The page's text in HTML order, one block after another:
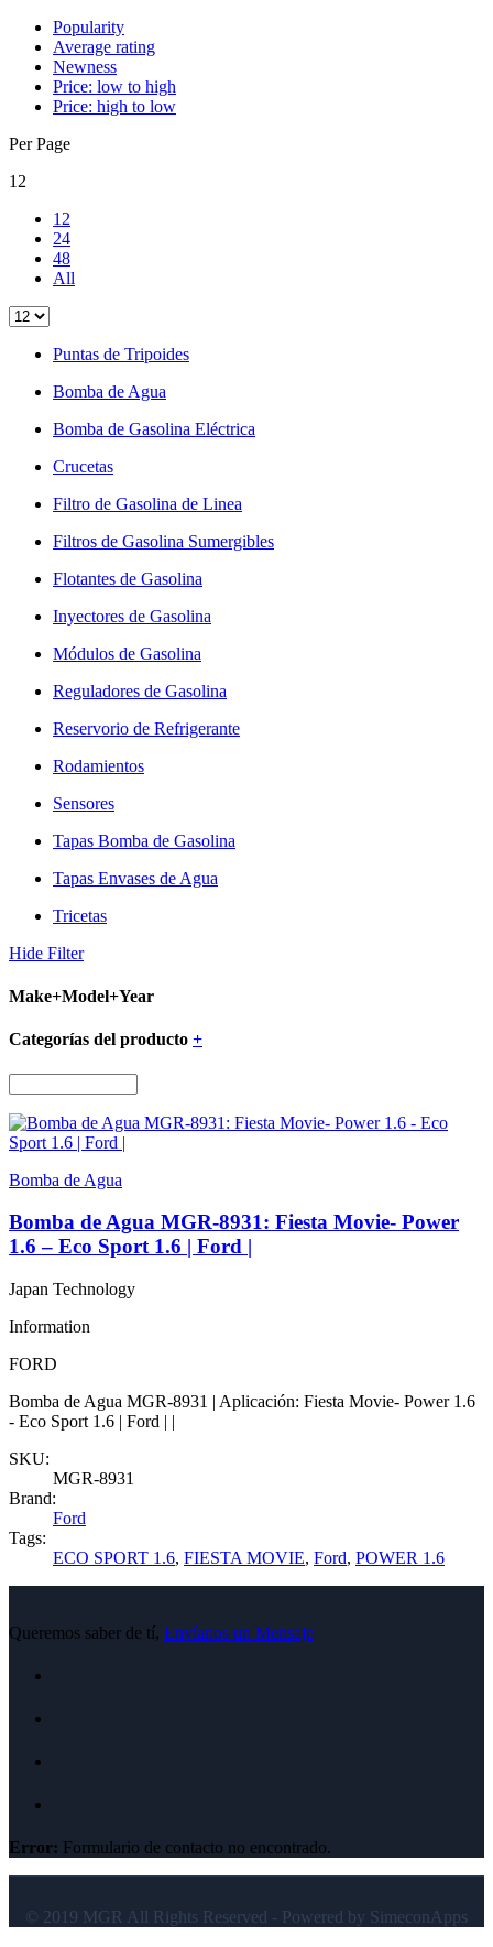
Popularity
Average rating
Newness
Price: low to high
Price: high to low
Per Page
12
12
24
48
All
Puntas de Tripoides
Bomba de Agua
Bomba de Gasolina Eléctrica
Crucetas
Filtro de Gasolina de Linea
Filtros de Gasolina Sumergibles
Flotantes de Gasolina
Inyectores de Gasolina
Módulos de Gasolina
Reguladores de Gasolina
Reservorio de Refrigerante
Rodamientos
Sensores
Tapas Bomba de Gasolina
Tapas Envases de Agua
Tricetas
Hide Filter
Make+Model+Year
Categorías del producto +
Bomba de Agua
Bomba de Agua MGR-8931: Fiesta Movie- Power
1.6 – Eco Sport 1.6 | Ford |
Japan Technology
Information
FORD
Bomba de Agua MGR-8931 | Aplicación: Fiesta Movie- Power 1.6
- Eco Sport 1.6 | Ford | |
SKU:
MGR-8931
Brand:
Ford
Tags:
ECO SPORT 1.6, FIESTA MOVIE, Ford, POWER 1.6
Queremos saber de tí, Envíanos un Mensaje
Error: Formulario de contacto no encontrado.
© 2019 MGR All Rights Reserved - Powered by SimeconApps